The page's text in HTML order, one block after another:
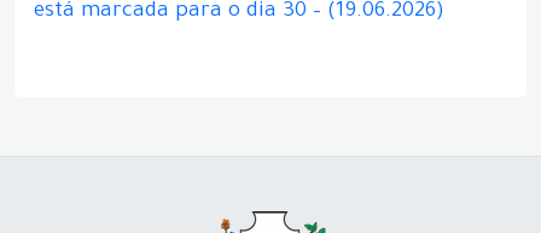
está marcada para o dia 30 – (19.06.2026)